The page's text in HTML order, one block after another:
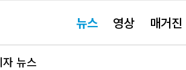
요뉴스 영상 매거진
뉴스